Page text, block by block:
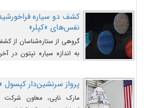
کشف دو سیاره
نفس‌های «کپلر»
گروهی از ستاره‌شناسان از
به اندازه سیاره نپتون در
پرواز سرنشین‌دار کپسول
مارک ناپی، معاون شرکت